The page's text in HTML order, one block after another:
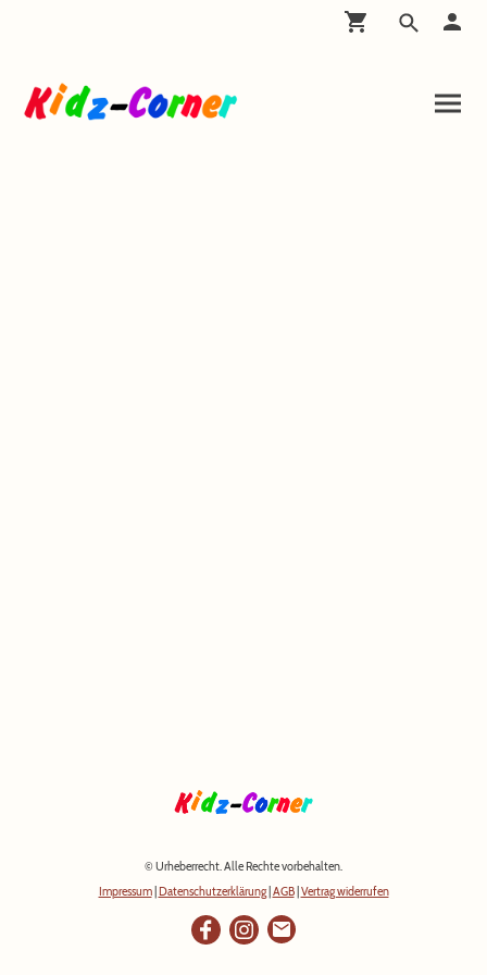
© Urheberrecht. Alle Rechte vorbehalten.
Impressum| Datenschutzerklärung| AGB| Vertrag widerrufen